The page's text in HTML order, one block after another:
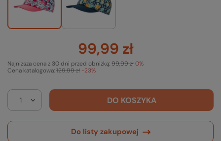
99,99 zł
Cena katalogowa:129,99 zł -23%
Najniższa cena z 30 dni przed obniżką:99,99 zł0%
DO KOSZYKA
Do listy zakupowej